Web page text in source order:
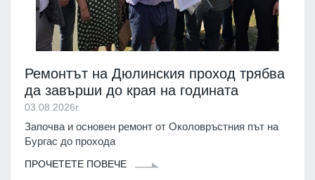
Ремонтът на Дюлинския проход трябва
да завърши до края на годината
03.08.2026г.
Започва и основен ремонт от Околовръстния път на
Бургас до прохода
ПРОЧЕТЕТЕ ПОВЕЧЕ